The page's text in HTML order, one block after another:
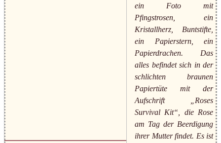
ein Foto mit
Pfingstrosen, ein
Kristallherz, Buntstifte,
ein Papierstern, ein
Papierdrachen. Das
alles befindet sich in der
schlichten braunen
Papiertüte mit der
Aufschrift „Roses
Survival Kit“, die Rose
am Tag der Beerdigung
ihrer Mutter findet. Es ist